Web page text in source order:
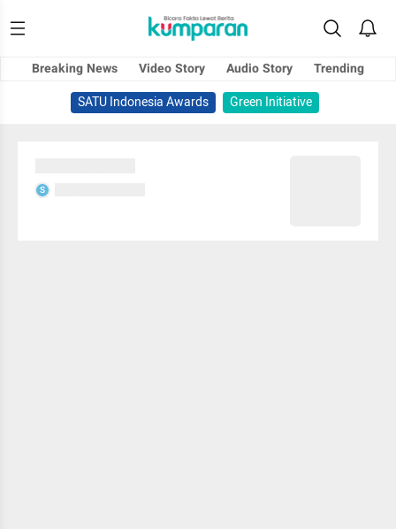
Breaking News Video Story Audio Story
Trending
SATU Indonesia Awards
Green Initiative
S